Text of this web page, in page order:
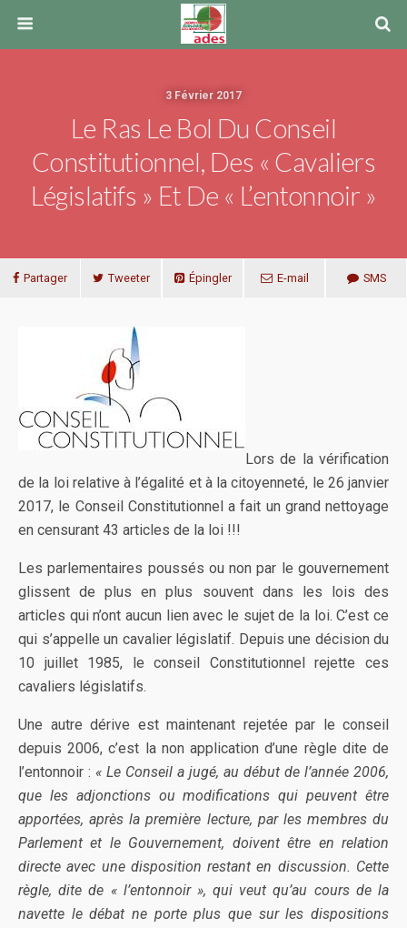
3 Février 2017
Le Ras Le Bol Du Conseil
Constitutionnel, Des « Cavaliers
Législatifs » Et De « L’entonnoir »
Partager Tweeter Épingler E-mail SMS
Lors de la vérification
de la loi relative à l’égalité et à la citoyenneté, le 26 janvier
2017, le Conseil Constitutionnel a fait un grand nettoyage
en censurant 43 articles de la loi !!!
Les parlementaires poussés ou non par le gouvernement
glissent de plus en plus souvent dans les lois des
articles qui n’ont aucun lien avec le sujet de la loi. C’est ce
qui s’appelle un cavalier législatif. Depuis une décision du
10 juillet 1985, le conseil Constitutionnel rejette ces
cavaliers législatifs.
Une autre dérive est maintenant rejetée par le conseil
depuis 2006, c’est la non application d’une règle dite de
l’entonnoir : « Le Conseil a jugé, au début de l’année 2006,
que les adjonctions ou modifications qui peuvent être
apportées, après la première lecture, par les membres du
Parlement et le Gouvernement, doivent être en relation
directe avec une disposition restant en discussion. Cette
règle, dite de « l’entonnoir », qui veut qu’au cours de la
navette le débat ne porte plus que sur les dispositions